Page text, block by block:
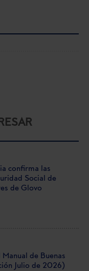
confirma las
Social de
de Glovo
de Buenas
Julio de 2026)